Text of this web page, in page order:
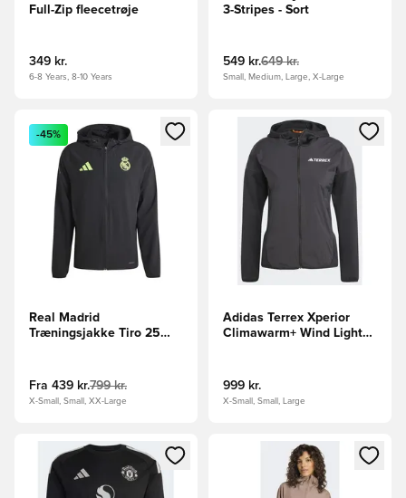
Full-Zip fleecetrøje
349 kr.
6-8 Years, 8-10 Years
3-Stripes - Sort
549 kr.649 kr.
Small, Medium, Large, X-Large
Åbner en Modal til at logge ind eller tilmelde dig som
-45%
Real Madrid
Træningsjakke Tiro 25
Fra 439 kr.799 kr.
X-Small, Small, XX-Large
Åbner en Modal til at logge
Adidas Terrex Xperior
Climawarm+ Wind Light
999 kr.
X-Small, Small, Large
Åbner en Modal til at logge ind eller tilmelde dig som
Åbner en Modal til at logge